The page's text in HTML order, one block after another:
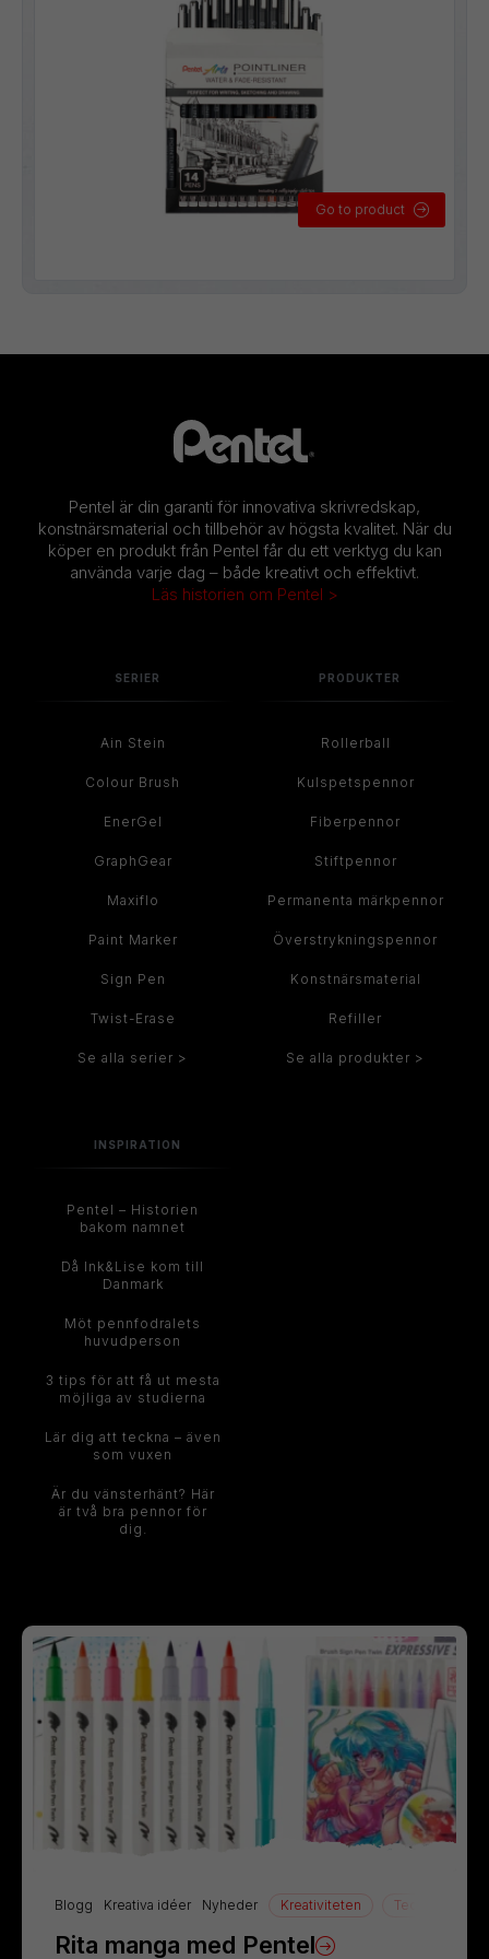
Go to product
Pentel är din garanti för innovativa skrivredskap,
konstnärsmaterial och tillbehör av högsta kvalitet. När du
köper en produkt från Pentel får du ett verktyg du kan
använda varje dag – både kreativt och effektivt.
Läs historien om Pentel >
Blogg Kreativa idéer Nyheder Kreativiteten Teckning
Rita manga med Pentel
SERIER
Ain Stein
Colour Brush
EnerGel
GraphGear
Maxiflo
Paint Marker
Sign Pen
Twist-Erase
Se alla serier >
PRODUKTER
Rollerball
Kulspetspennor
Fiberpennor
Stiftpennor
Permanenta märkpennor
Överstrykningspennor
Konstnärsmaterial
Refiller
Se alla produkter >
INSPIRATION
Pentel – Historien
bakom namnet
Då Ink&Lise kom till
Danmark
Möt pennfodralets
huvudperson
3 tips för att få ut mesta
möjliga av studierna
Lär dig att teckna – även
som vuxen
Är du vänsterhänt? Här
är två bra pennor för
dig.